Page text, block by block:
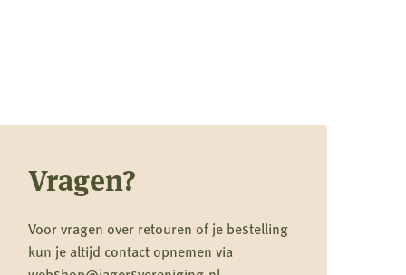
Vragen?
Voor vragen over retouren of je bestelling
kun je altijd contact opnemen via